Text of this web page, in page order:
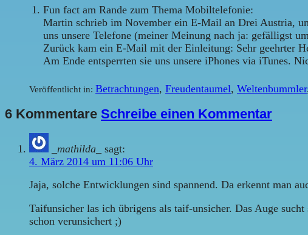
Fun fact am Rande zum Thema Mobiltelefonie:
Martin schrieb im November ein E-Mail an Drei Austria,
uns unsere Telefone (meiner Meinung nach ja: gefälligst
Zurück kam ein E-Mail mit der Einleitung: Sehr geehrter
Am Ende entsperrten sie uns unsere iPhones via iTunes.
Veröffentlicht in: Betrachtungen, Freudentaumel, Weltenbummler,
6 Kommentare Schreibe einen Kommentar
_mathilda_
sagt:
4. März 2014 um 11:06 Uhr
Jaja, solche Entwicklungen sind spannend. Da erkennt man
Taifunsicher las ich übrigens als taif-unsicher. Das Auge
schon verunsichert ;)